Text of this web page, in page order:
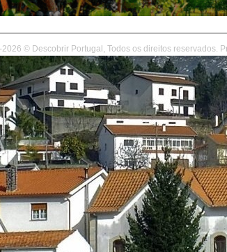
© Descobrir Portugal, Todos os direitos reservados.